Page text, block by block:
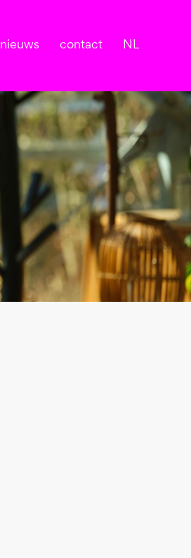
nieuws contact NL